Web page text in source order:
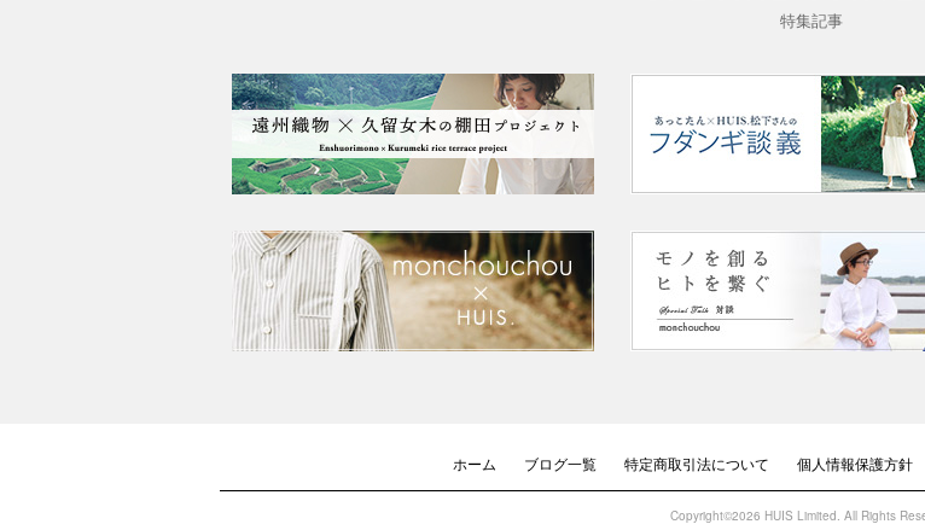
特集記事
ホーム ブログ一覧 特定商取引法について 個人情報保護方針
Copyright©2026 HUIS Limited. All Rights